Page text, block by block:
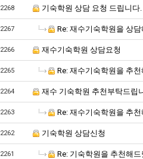
2268 기숙학원 상담 요청 드립니다.
2267 Re: 재수기숙학원을 상담
2266 재수기숙학원 상담요청
2265 Re: 재수기숙학원을 추천
2264 재수 기숙학원 추천부탁드립
2263 Re: 재수기숙학원을 추천
2262 기숙학원 상담신청
2261 Re: 기숙학원을 추천해드